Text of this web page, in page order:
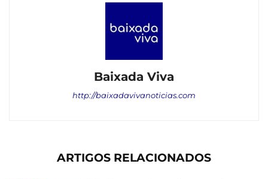
Baixada Viva
http://baixadavivanoticias.com
ARTIGOS RELACIONADOS